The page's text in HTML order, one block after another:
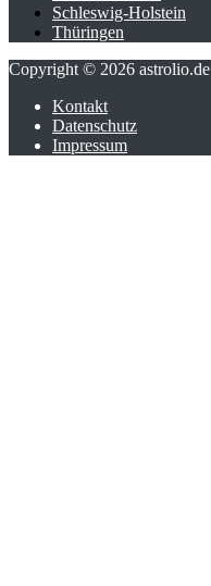
Schleswig-Holstein
Thüringen
Copyright © 2026 astrolio.de
Kontakt
Datenschutz
Impressum